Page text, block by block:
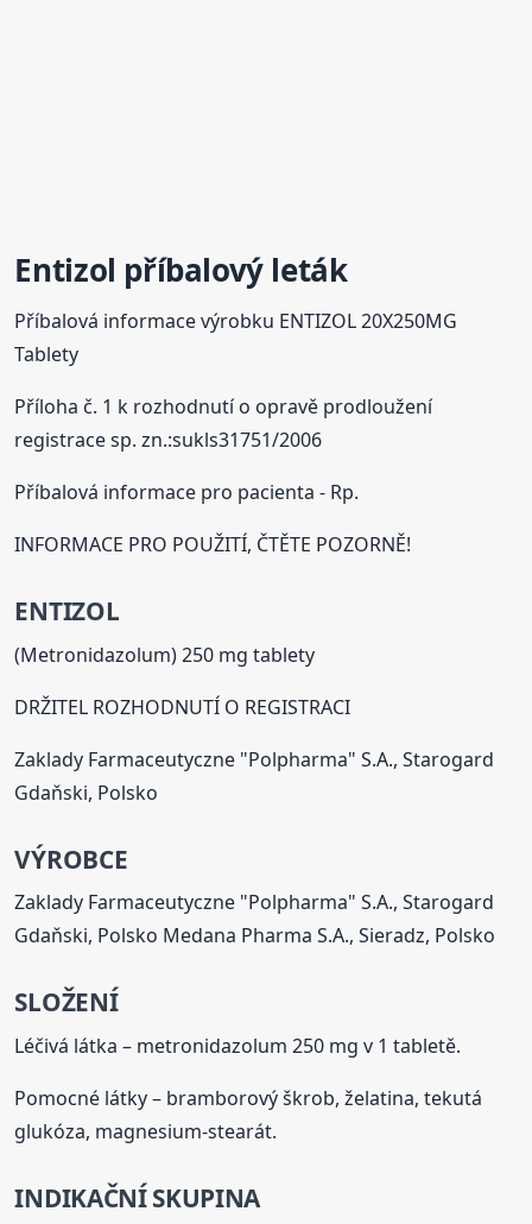
Entizol příbalový leták
Příbalová informace výrobku ENTIZOL 20X250MG
Tablety
Příloha č. 1 k rozhodnutí o opravě prodloužení
registrace sp. zn.:sukls31751/2006
Příbalová informace pro pacienta - Rp.
INFORMACE PRO POUŽITÍ, ČTĚTE POZORNĚ!
ENTIZOL
(Metronidazolum) 250 mg tablety
DRŽITEL ROZHODNUTÍ O REGISTRACI
Zaklady Farmaceutyczne "Polpharma" S.A., Starogard
Gdaňski, Polsko
VÝROBCE
Zaklady Farmaceutyczne "Polpharma" S.A., Starogard
Gdaňski, Polsko Medana Pharma S.A., Sieradz, Polsko
SLOŽENÍ
Léčivá látka – metronidazolum 250 mg v 1 tabletě.
Pomocné látky – bramborový škrob, želatina, tekutá
glukóza, magnesium-stearát.
INDIKAČNÍ SKUPINA